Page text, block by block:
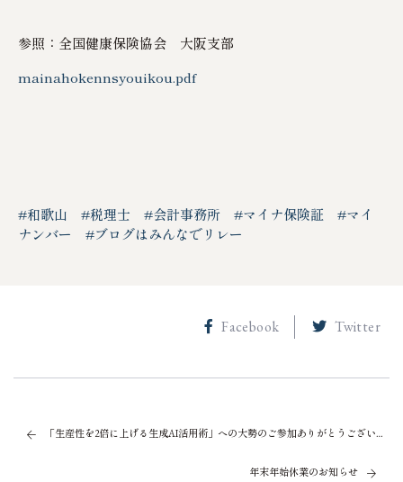
参照：全国健康保険協会 大阪支部
mainahokennsyouikou.pdf
#和歌山 #税理士 #会計事務所 #マイナ保険証
#マイ
ナンバー
#ブログはみんなでリレー
Facebook Twitter
「生産性を2倍に上げる生成AI活用術」への大勢のご参加ありがとうございました！
年末年始休業のお知らせ